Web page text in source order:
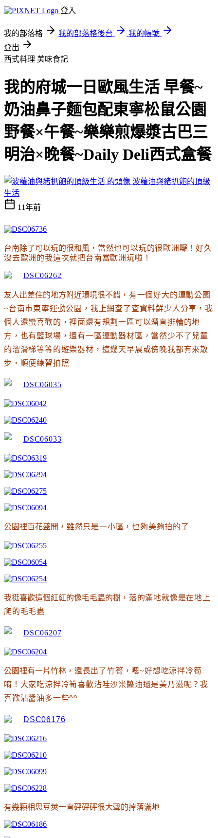
登入
我的部落格 我的部落格後台
我的帳號
登出
西式料理 美味食記
我的府城一日歐風生活 早餐~
奶油鼻子麵包配東寧松鼠公園
野餐×午餐~樂樂煎爆漿古巴三
明治×晚餐~Daily Deli西式盒餐
波蘿油與豬扒飽的頂級
生活
11年前
台南除了可以玩的很和風 ，當然也可以玩的很歐洲囉 ！好久
沒去歐洲的我這次就把台南當歐洲玩啦 ！
友人出差住的地方附近環境很不錯 ，有一個好大的運動公園
~台南市東寧運動公園 ，我上網查了查資料鮮少人分享 ，我
個人還蠻喜歡的 ，裡面還有規劃一區可以溜直排輪的地
方 ，也有籃球場 ，還有一區運動器材區 ，當然少不了兒童
的溜滑梯等等的遊樂器材 ， 這幾天早晨或傍晚我都有來散
步 ，順便練習拍照
公園裡百花盛開 ，雖然只是一小區 ，也夠美夠拍的了
我挺喜歡這個紅紅的像毛毛蟲的樹 ，落的滿地就像是在地上
爬的毛毛蟲
公園裡有一片竹林 ，還長出了竹筍 ，嗯~好想吃涼拌冷筍
唷 ！大家吃涼拌冷筍喜歡沾哇沙米醬油還是美乃滋呢 ？我
喜歡沾醬油多一些^^
有幾顆相思豆莢一直砰砰砰很大聲的掉落滿地